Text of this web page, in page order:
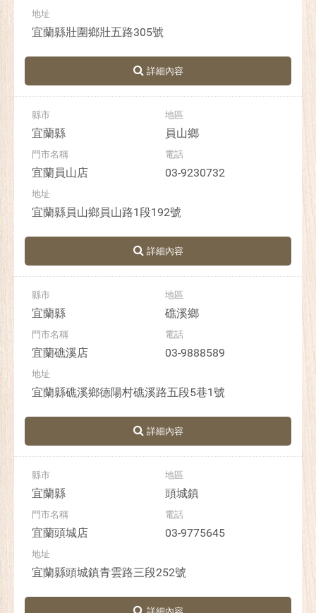
宜蘭縣壯圍鄉壯五路305號
宜蘭縣 員山鄉
宜蘭員山店 03-9230732
宜蘭縣員山鄉員山路1段192號
宜蘭縣 礁溪鄉
宜蘭礁溪店 03-9888589
宜蘭縣礁溪鄉德陽村礁溪路五段5巷1號
宜蘭縣 頭城鎮
宜蘭頭城店 03-9775645
宜蘭縣頭城鎮青雲路三段252號